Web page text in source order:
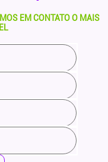
EM CONTATO O MAIS